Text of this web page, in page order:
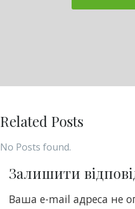
Related Posts
No Posts found.
Залишити
Ваша e-mail адреса не